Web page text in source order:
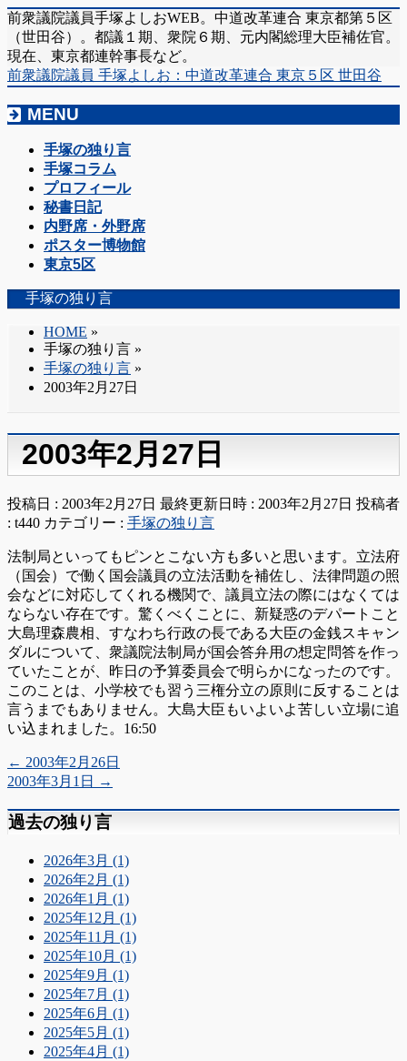
前衆議院議員手塚よしおWEB。中道改革連合 東京都第５区
（世田谷）。都議１期、衆院６期、元内閣総理大臣補佐官。
現在、東京都連幹事長など。
前衆議院議員 手塚よしお：中道改革連合 東京５区 世田谷
MENU
手塚の独り言
手塚コラム
プロフィール
秘書日記
内野席・外野席
ポスター博物館
東京5区
手塚の独り言
HOME »
手塚の独り言 »
手塚の独り言 »
2003年2月27日
2003年2月27日
投稿日 : 2003年2月27日 最終更新日時 : 2003年2月27日 投稿者
: t440 カテゴリー : 手塚の独り言
法制局といってもピンとこない方も多いと思います。立法府
（国会）で働く国会議員の立法活動を補佐し、法律問題の照
会などに対応してくれる機関で、議員立法の際にはなくては
ならない存在です。驚くべくことに、新疑惑のデパートこと
大島理森農相、すなわち行政の長である大臣の金銭スキャン
ダルについて、衆議院法制局が国会答弁用の想定問答を作っ
ていたことが、昨日の予算委員会で明らかになったのです。
このことは、小学校でも習う三権分立の原則に反することは
言うまでもありません。大島大臣もいよいよ苦しい立場に追
い込まれました。16:50
← 2003年2月26日
2003年3月1日
→
過去の独り言
2026年3月 (1)
2026年2月 (1)
2026年1月 (1)
2025年12月 (1)
2025年11月 (1)
2025年10月 (1)
2025年9月 (1)
2025年7月 (1)
2025年6月 (1)
2025年5月 (1)
2025年4月 (1)